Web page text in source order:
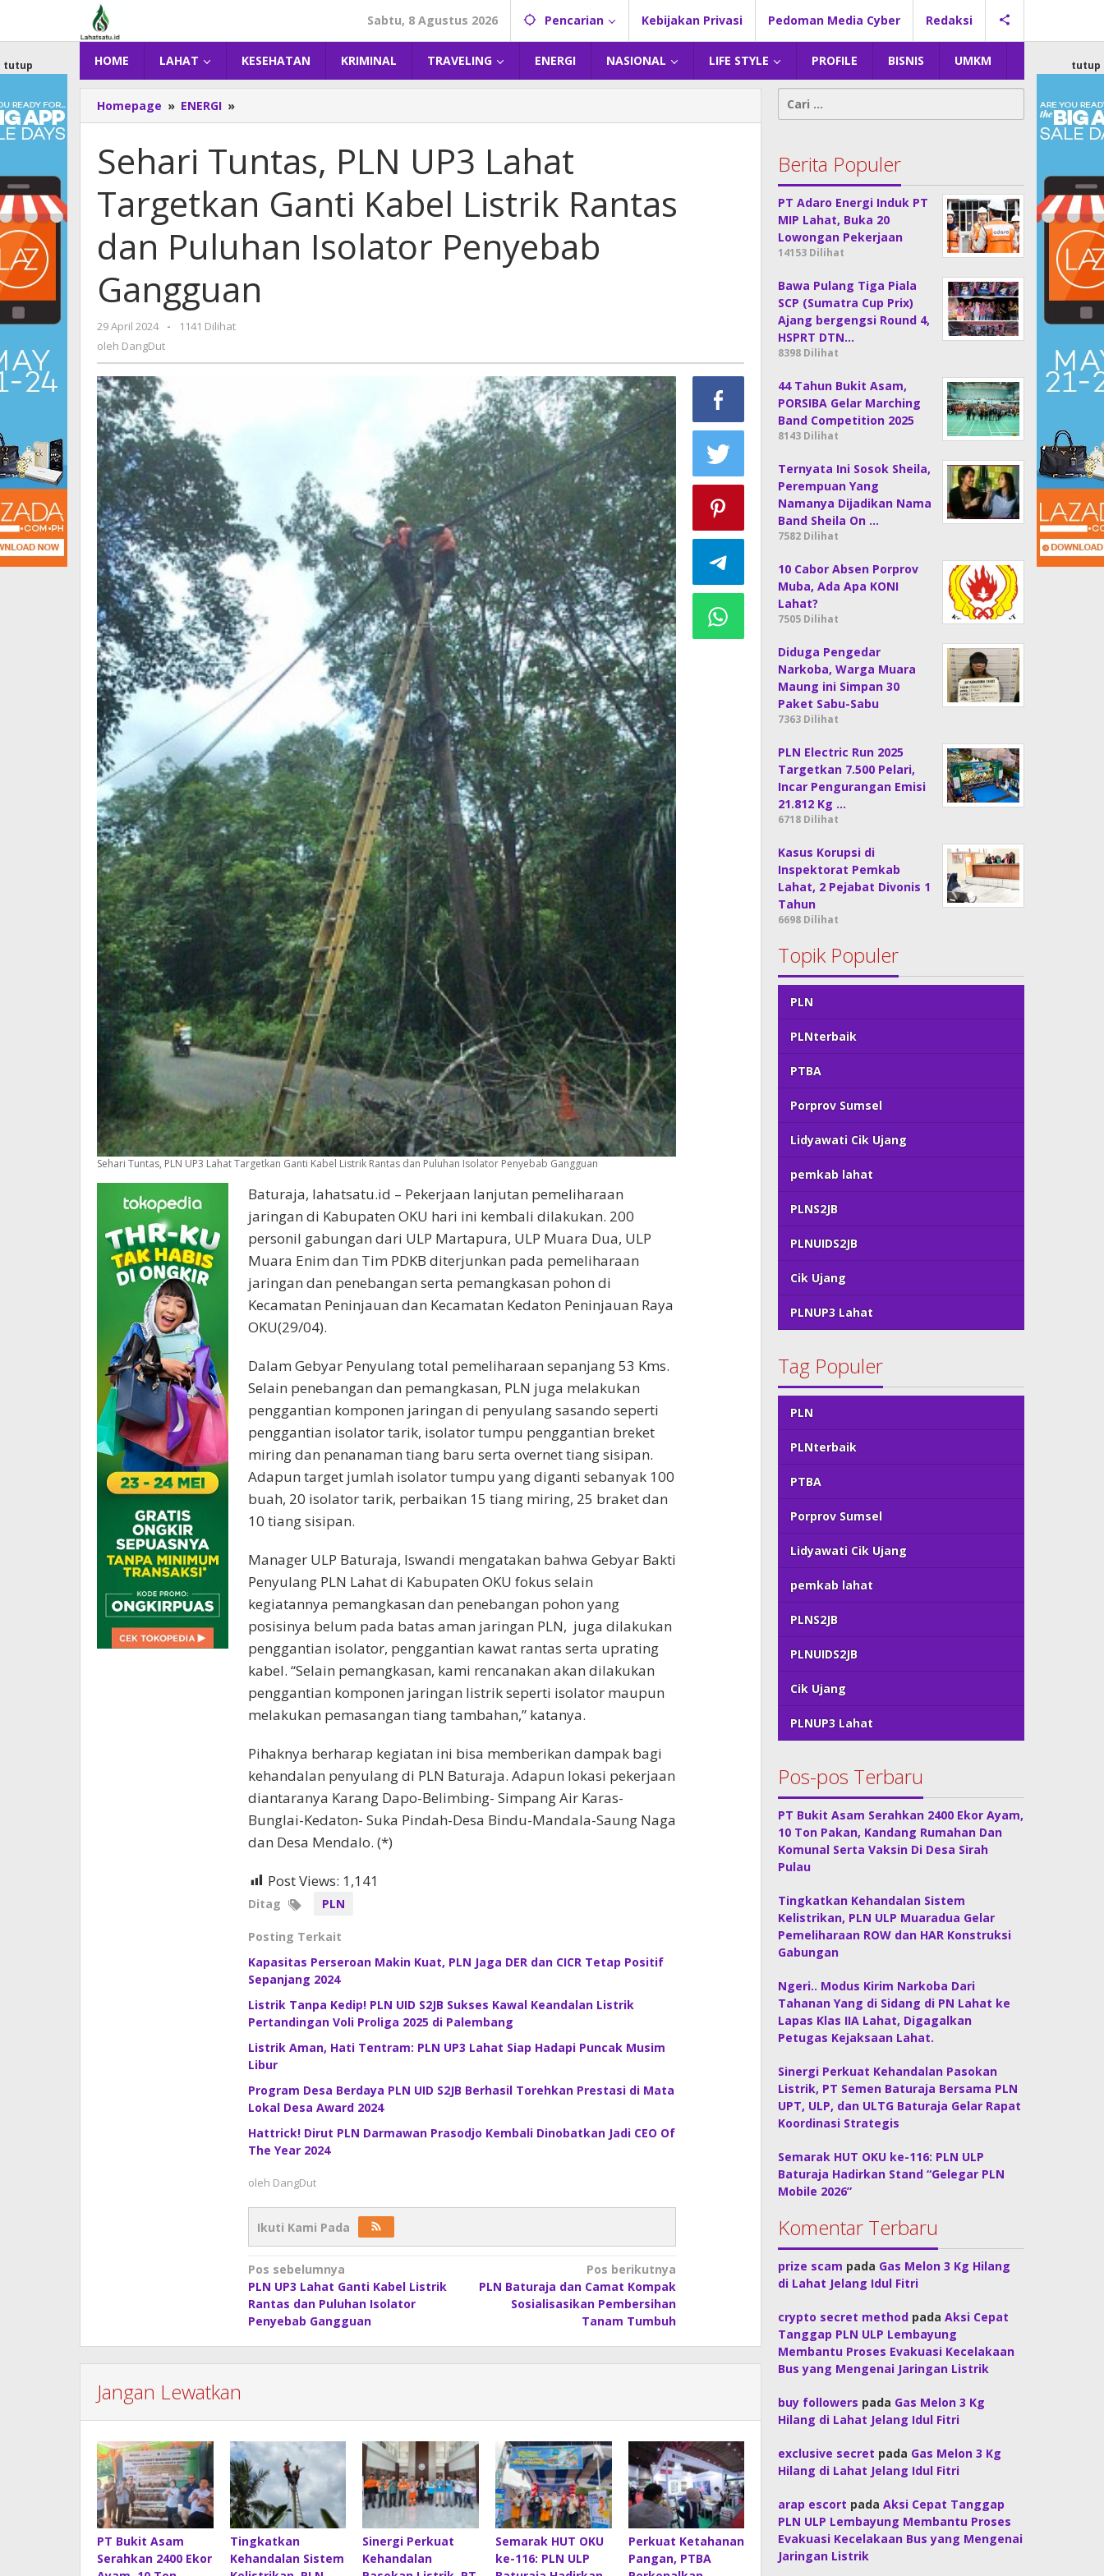
konten
Sabtu, 8 Agustus 2026 Pencarian Kebijakan Privasi Pedoman Media Cyber Redaksi
HOME LAHAT KESEHATAN KRIMINAL TRAVELING ENERGI NASIONAL LIFE STYLE PROFILE BISNIS UMKM
tutup tutup
Homepage » ENERGI »
Tuntas,
UP3
Lahat
Targetkan
Ganti
Listrik
Rantas
Puluhan
Sehari Tuntas, PLN UP3 Lahat
Targetkan Ganti Kabel Listrik Rantas
dan Puluhan Isolator Penyebab
Gangguan
29 April 2024
oleh
-
1141 Dilihat
oleh DangDut
Sehari Tuntas, PLN UP3 Lahat Targetkan Ganti Kabel Listrik Rantas dan Puluhan Isolator Penyebab Gangguan
Baturaja, lahatsatu.id – Pekerjaan lanjutan pemeliharaan
jaringan di Kabupaten OKU hari ini kembali dilakukan. 200
personil gabungan dari ULP Martapura, ULP Muara Dua, ULP
Muara Enim dan Tim PDKB diterjunkan pada pemeliharaan
jaringan dan penebangan serta pemangkasan pohon di
Kecamatan Peninjauan dan Kecamatan Kedaton Peninjauan Raya
OKU(29/04).
Dalam Gebyar Penyulang total pemeliharaan sepanjang 53 Kms.
Selain penebangan dan pemangkasan, PLN juga melakukan
penggantian komponen jaringan di penyulang sasando seperti
penggantian isolator tarik, isolator tumpu penggantian breket
miring dan penanaman tiang baru serta overnet tiang sisipan.
Adapun target jumlah isolator tumpu yang diganti sebanyak 100
buah, 20 isolator tarik, perbaikan 15 tiang miring, 25 braket dan
10 tiang sisipan.
Manager ULP Baturaja, Iswandi mengatakan bahwa Gebyar Bakti
Penyulang PLN Lahat di Kabupaten OKU fokus selain
kegiatannya pemangkasan dan penebangan pohon yang
posisinya belum pada batas aman jaringan PLN, juga dilakukan
penggantian isolator, penggantian kawat rantas serta uprating
kabel. “Selain pemangkasan, kami rencanakan akan dilakukan
penggantian komponen jaringan listrik seperti isolator maupun
melakukan pemasangan tiang tambahan,” katanya.
Pihaknya berharap kegiatan ini bisa memberikan dampak bagi
kehandalan penyulang di PLN Baturaja. Adapun lokasi pekerjaan
diantaranya Karang Dapo-Belimbing- Simpang Air Karas-
Bunglai-Kedaton- Suka Pindah-Desa Bindu-Mandala-Saung Naga
dan Desa Mendalo. (*)
Post Views: 1,141
Ditag PLN
Posting Terkait
Kapasitas Perseroan Makin Kuat, PLN Jaga DER dan CICR Tetap Positif
Sepanjang 2024
Listrik Tanpa Kedip! PLN UID S2JB Sukses Kawal Keandalan Listrik
Pertandingan Voli Proliga 2025 di Palembang
Listrik Aman, Hati Tentram: PLN UP3 Lahat Siap Hadapi Puncak Musim
Libur
Program Desa Berdaya PLN UID S2JB Berhasil Torehkan Prestasi di Mata
Lokal Desa Award 2024
Hattrick! Dirut PLN Darmawan Prasodjo Kembali Dinobatkan Jadi CEO Of
The Year 2024
oleh DangDut
Ikuti Kami Pada
Navigasi
pos
Pos sebelumnya
PLN UP3 Lahat Ganti Kabel Listrik
Rantas dan Puluhan Isolator
Penyebab Gangguan
Pos berikutnya
PLN Baturaja dan Camat Kompak
Sosialisasikan Pembersihan
Tanam Tumbuh
Jangan Lewatkan
PT Bukit Asam
Serahkan 2400 Ekor
Tingkatkan
Kehandalan Sistem
Sinergi Perkuat
Kehandalan
Semarak HUT OKU
ke-116: PLN ULP
Perkuat Ketahanan
Pangan, PTBA
Cari
untuk:
Berita Populer
PT Adaro Energi Induk PT
MIP Lahat, Buka 20
Lowongan Pekerjaan
14153 Dilihat
Bawa Pulang Tiga Piala
SCP (Sumatra Cup Prix)
Ajang bergengsi Round 4,
HSPRT DTN…
8398 Dilihat
44 Tahun Bukit Asam,
PORSIBA Gelar Marching
Band Competition 2025
8143 Dilihat
Ternyata Ini Sosok Sheila,
Perempuan Yang
Namanya Dijadikan Nama
Band Sheila On …
7582 Dilihat
10 Cabor Absen Porprov
Muba, Ada Apa KONI
Lahat?
7505 Dilihat
Diduga Pengedar
Narkoba, Warga Muara
Maung ini Simpan 30
Paket Sabu-Sabu
7363 Dilihat
PLN Electric Run 2025
Targetkan 7.500 Pelari,
Incar Pengurangan Emisi
21.812 Kg …
6718 Dilihat
Kasus Korupsi di
Inspektorat Pemkab
Lahat, 2 Pejabat Divonis 1
Tahun
6698 Dilihat
Topik Populer
PLN
PLNterbaik
PTBA
Porprov Sumsel
Lidyawati Cik Ujang
pemkab lahat
PLNS2JB
PLNUIDS2JB
Cik Ujang
PLNUP3 Lahat
Tag Populer
PLN
PLNterbaik
PTBA
Porprov Sumsel
Lidyawati Cik Ujang
pemkab lahat
PLNS2JB
PLNUIDS2JB
Cik Ujang
PLNUP3 Lahat
Pos-pos Terbaru
PT Bukit Asam Serahkan 2400 Ekor Ayam,
10 Ton Pakan, Kandang Rumahan Dan
Komunal Serta Vaksin Di Desa Sirah
Pulau
Tingkatkan Kehandalan Sistem
Kelistrikan, PLN ULP Muaradua Gelar
Pemeliharaan ROW dan HAR Konstruksi
Gabungan
Ngeri.. Modus Kirim Narkoba Dari
Tahanan Yang di Sidang di PN Lahat ke
Lapas Klas IIA Lahat, Digagalkan
Petugas Kejaksaan Lahat.
Sinergi Perkuat Kehandalan Pasokan
Listrik, PT Semen Baturaja Bersama PLN
UPT, ULP, dan ULTG Baturaja Gelar Rapat
Koordinasi Strategis
Semarak HUT OKU ke-116: PLN ULP
Baturaja Hadirkan Stand “Gelegar PLN
Mobile 2026”
Komentar Terbaru
prize scam pada Gas Melon 3 Kg Hilang
di Lahat Jelang Idul Fitri
crypto secret method padaAksi Cepat
Tanggap PLN ULP Lembayung
Membantu Proses Evakuasi Kecelakaan
Bus yang Mengenai Jaringan Listrik
buy followers pada Gas Melon 3 Kg
Hilang di Lahat Jelang Idul Fitri
exclusive secret pada Gas Melon 3 Kg
Hilang di Lahat Jelang Idul Fitri
arap escort padaAksi Cepat Tanggap
PLN ULP Lembayung Membantu Proses
Evakuasi Kecelakaan Bus yang Mengenai
Jaringan Listrik